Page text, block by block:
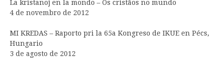
La kristanoj en la mondo – Os cristãos no mundo
4 de novembro de 2012
MI KREDAS – Raporto pri la 65a Kongreso de IKUE en Pécs,
Hungario
3 de agosto de 2012